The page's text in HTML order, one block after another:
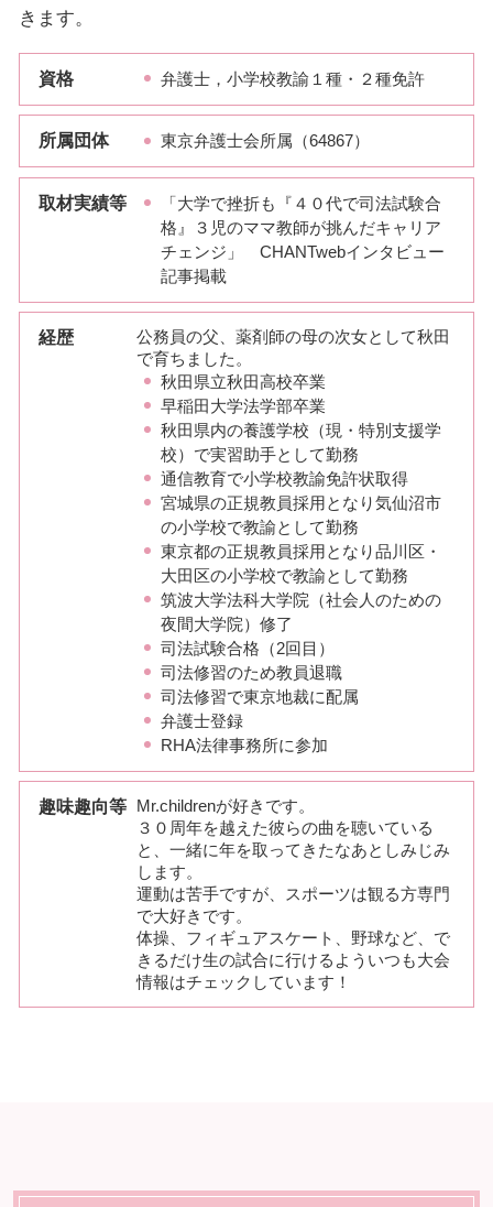
きます。
資格 弁護士，小学校教諭１種・２種免許
所属団体 東京弁護士会所属（64867）
取材実績等
「大学で挫折も『４０代で司法試験合
格』３児のママ教師が挑んだキャリア
チェンジ」 CHANTwebインタビュー
記事掲載
経歴
公務員の父、薬剤師の母の次女として秋田
で育ちました。
秋田県立秋田高校卒業
早稲田大学法学部卒業
秋田県内の養護学校（現・特別支援学
校）で実習助手として勤務
通信教育で小学校教諭免許状取得
宮城県の正規教員採用となり気仙沼市
の小学校で教諭として勤務
東京都の正規教員採用となり品川区・
大田区の小学校で教諭として勤務
筑波大学法科大学院（社会人のための
夜間大学院）修了
司法試験合格（2回目）
司法修習のため教員退職
司法修習で東京地裁に配属
弁護士登録
RHA法律事務所に参加
趣味趣向等
Mr.childrenが好きです。
３０周年を越えた彼らの曲を聴いている
と、一緒に年を取ってきたなあとしみじみ
します。
運動は苦手ですが、スポーツは観る方専門
で大好きです。
体操、フィギュアスケート、野球など、で
きるだけ生の試合に行けるよういつも大会
情報はチェックしています！